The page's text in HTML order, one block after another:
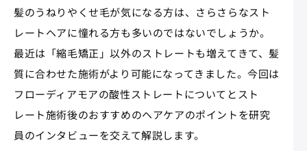
髪のうねりやくせ毛が気になる方は、さらさらなスト
レートヘアに憧れる方も多いのではないでしょうか。
最近は「縮毛矯正」以外のストレートも増えてきて、髪
質に合わせた施術がより可能になってきました。今回は
フローディアモアの酸性ストレートについてとスト
レート施術後のおすすめのヘアケアのポイントを研究
員のインタビューを交えて解説します。